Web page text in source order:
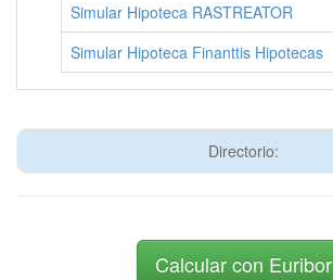
Simular Hipoteca RASTREATOR
Simular Hipoteca Finanttis Hipotecas
Directorio:
Calcular con Euribor